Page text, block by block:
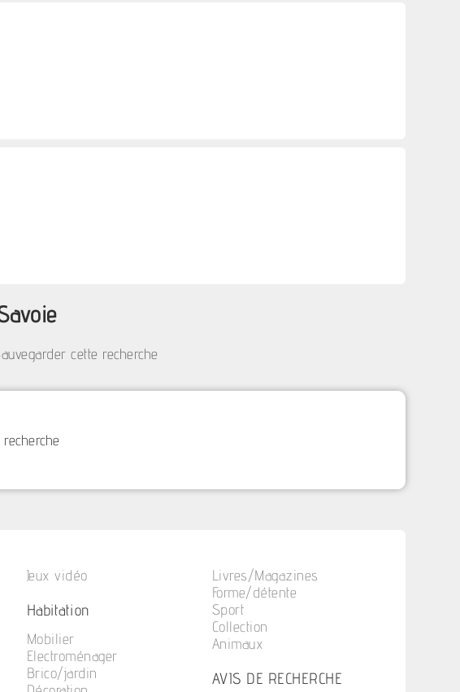
cette recherche
Jeux vidéo
Habitation
Mobilier
Electroménager
Brico/jardin
Livres/Magazines
Forme/détente
Sport
Collection
Animaux
AVIS DE RECHERCHE